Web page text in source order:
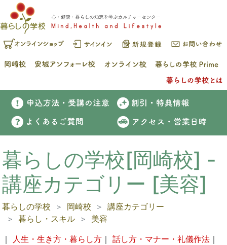
暮らしの学校[岡崎校] -
講座カテゴリー [美容]
暮らしの学校 岡崎校
講座カテゴリー
暮らし・スキル
美容
｜ 人生・生き方・暮らし方 ｜ 話し方・マナー・礼儀作法 ｜